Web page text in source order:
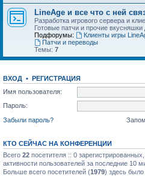
LineAge и все что с ней
Разработка игрового сервера и
Готовые патчи и прочие вкусняшки
Подфорумы:
Клиенты игры
Патчи и переводы
Темы: 7
ВХОД • РЕГИСТРАЦИЯ
Имя пользователя:
Пароль:
Забыли пароль?
КТО СЕЙЧАС НА КОНФЕРЕНЦИИ
Всего 22 посетителя :: 0
активности пользователей за последние 10
Больше всего посетителей (1979) здесь